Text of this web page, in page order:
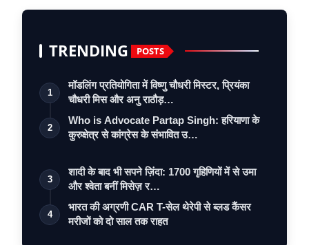
TRENDING POSTS
1
मॉडलिंग प्रतियोगिता में विष्णु चौधरी मिस्टर, प्रियंका
चौधरी मिस और अनु राठौड़…
2
Who is Advocate Partap Singh: हरियाणा के
कुरुक्षेत्र से कांग्रेस के संभावित उ…
3
शादी के बाद भी सपने ज़िंदा: 1700 गृहिणियों में से उमा
और श्वेता बनीं मिसेज़ र…
4
भारत की अग्रणी CAR T-सेल थेरेपी से ब्लड कैंसर
मरीजों को दो साल तक राहत